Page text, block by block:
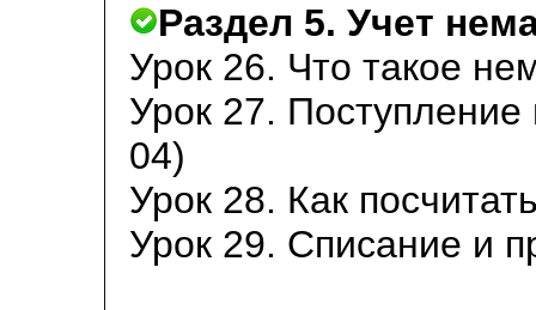
Раздел 5. Учет
Урок 26. Что такое
Урок 27.
04)
Урок 28. Как
Урок 29. Списание и